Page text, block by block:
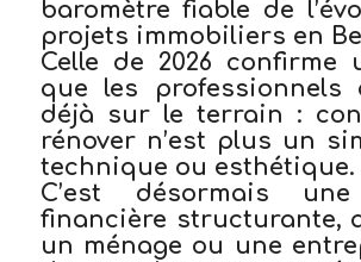
baromètre fiable de
projets immobiliers en
Celle de 2026 confirme
que les professionnels
déjà sur le terrain :
rénover n’est plus un
technique ou esthétique.
C’est désormais
financière structurante,
un ménage ou une